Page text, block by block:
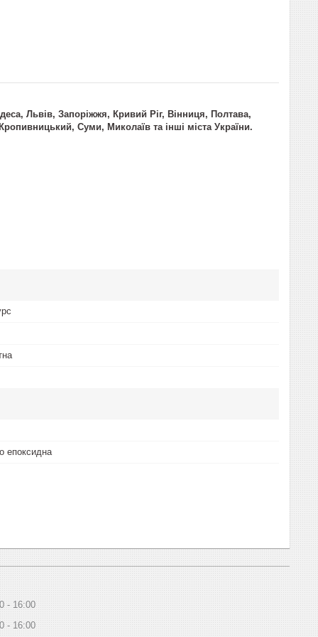
Львів, Запоріжжя, Кривий Ріг, Вінниця, Полтава,
Суми, Миколаїв та інші міста України.
епоксидна
16:00
16:00